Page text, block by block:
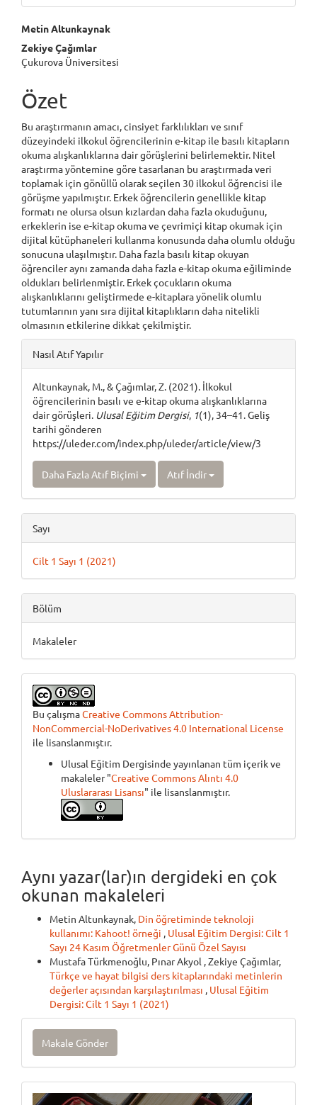
Main
Article
Metin Altunkaynak
Zekiye Çağımlar
Çukurova Üniversitesi
Özet
Bu araştırmanın amacı, cinsiyet farklılıkları ve sınıf
düzeyindeki ilkokul öğrencilerinin e-kitap ile basılı kitapların
okuma alışkanlıklarına dair görüşlerini belirlemektir. Nitel
araştırma yöntemine göre tasarlanan bu araştırmada veri
toplamak için gönüllü olarak seçilen 30 ilkokul öğrencisi ile
görüşme yapılmıştır. Erkek öğrencilerin genellikle kitap
formatı ne olursa olsun kızlardan daha fazla okuduğunu,
erkeklerin ise e-kitap okuma ve çevrimiçi kitap okumak için
dijital kütüphaneleri kullanma konusunda daha olumlu olduğu
sonucuna ulaşılmıştır. Daha fazla basılı kitap okuyan
öğrenciler aynı zamanda daha fazla e-kitap okuma eğiliminde
oldukları belirlenmiştir. Erkek çocukların okuma
alışkanlıklarını geliştirmede e-kitaplara yönelik olumlu
tutumlarının yanı sıra dijital kitaplıkların daha nitelikli
olmasının etkilerine dikkat çekilmiştir.
Article
Details
Nasıl Atıf Yapılır
Altunkaynak, M., & Çağımlar, Z. (2021). İlkokul
öğrencilerinin basılı ve e-kitap okuma alışkanlıklarına
dair görüşleri. Ulusal Eğitim Dergisi, 1(1), 34–41. Geliş
tarihi gönderen
https://uleder.com/index.php/uleder/article/view/3
Daha Fazla Atıf Biçimi Atıf İndir
Sayı
Cilt 1 Sayı 1 (2021)
Bölüm
Makaleler
Bu çalışmaCreative Commons Attribution-
NonCommercial-NoDerivatives 4.0 International License
ile lisanslanmıştır.
Ulusal Eğitim Dergisinde yayınlanan tüm içerik ve
makaleler "Creative Commons Alıntı 4.0
Uluslararası Lisansı" ile lisanslanmıştır.
Aynı yazar(lar)ın dergideki en çok
okunan makaleleri
Metin Altunkaynak, Din öğretiminde teknoloji
kullanımı: Kahoot! örneği , Ulusal Eğitim Dergisi: Cilt 1
Sayı 24 Kasım Öğretmenler Günü Özel Sayısı
Mustafa Türkmenoğlu, Pınar Akyol , Zekiye Çağımlar,
Türkçe ve hayat bilgisi ders kitaplarındaki metinlerin
değerler açısından karşılaştırılması , Ulusal Eğitim
Dergisi: Cilt 1 Sayı 1 (2021)
Makale
Gönder
Makale Gönder